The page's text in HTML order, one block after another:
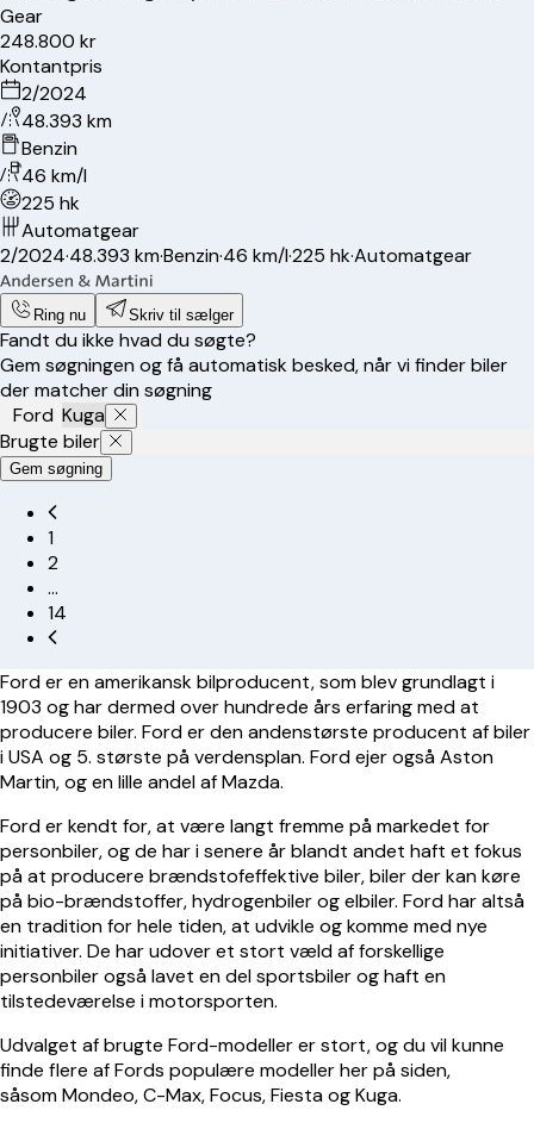
Gear
248.800 kr
Kontantpris
2/2024
48.393 km
Benzin
46 km/l
225 hk
Automatgear
2/2024·48.393 km·Benzin·46 km/l·225 hk·Automatgear
Ring nu Skriv til sælger
Fandt du ikke hvad du søgte?
Gem søgningen og få automatisk besked, når vi finder biler
der matcher din søgning
Ford Kuga
Brugte biler
Gem søgning
1
2
…
14
Ford er en amerikansk bilproducent, som blev grundlagt i
1903 og har dermed over hundrede års erfaring med at
producere biler. Ford er den andenstørste producent af biler
i USA og 5. største på verdensplan. Ford ejer ogsåAston
Martin, og en lille andel afMazda.
Forder kendt for, at være langt fremme på markedet for
personbiler, og de har i senere år blandt andet haft et fokus
på at producere brændstofeffektive biler, biler der kan køre
på bio-brændstoffer, hydrogenbiler og elbiler. Ford har altså
en tradition for hele tiden, at udvikle og komme med nye
initiativer. De har udover et stort væld af forskellige
personbiler også lavet en del sportsbiler og haft en
tilstedeværelse i motorsporten.
Udvalget af brugte Ford-modeller er stort, og du vil kunne
finde flere af Fords populære modeller her på siden,
såsomMondeo,C-Max,Focus,Fiestaog Kuga.